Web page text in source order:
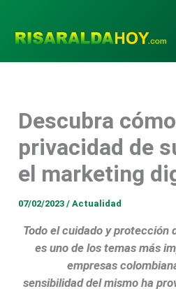
contenido
Descubra
privacidad de
el marketing
07/02/2023/Actualidad
Todo el cuidado y protección
es uno de los temas más
empresas
sensibilidad del mismo ha